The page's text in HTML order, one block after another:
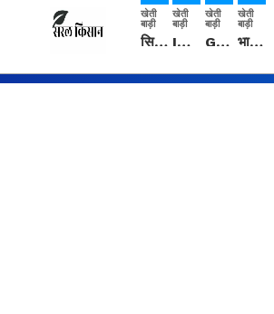
खेती
बाड़ी
सिरसा: कृषि विज्ञान केंद्र की बैठक में फसल बीमा विधि कारण व कृषि उद्यमिता बढ़ावा देने पर चर्चा
खेती
बाड़ी
IMD: राजस्थान में प्री-मानसून की सामान्य से 74% अधिक बारिश, दस्तक में देरी और मानसून कमजोर रहेगा
खेती
बाड़ी
Guar Ka Rate: ग्वार के भाव में हल्की बढ़ोतरी, बढ़ सकता है बुवाई का रकबा
खेती
बाड़ी
भारत में 29 मई से शुरु होगी प्री-मानसून बारिश, ECMWF विदेशी मौसम एजेंसी का पूर्वानुमान